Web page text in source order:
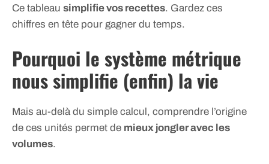
Ce tableau simplifie vos recettes. Gardez ces
chiffres en tête pour gagner du temps.
Pourquoi le système métrique
nous simplifie (enfin) la vie
Mais au-delà du simple calcul, comprendre l’origine
de ces unités permet de mieux jongler avec les
volumes.